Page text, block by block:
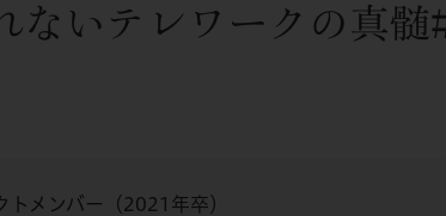
ないテレワークの真
トメンバー（2021年卒）